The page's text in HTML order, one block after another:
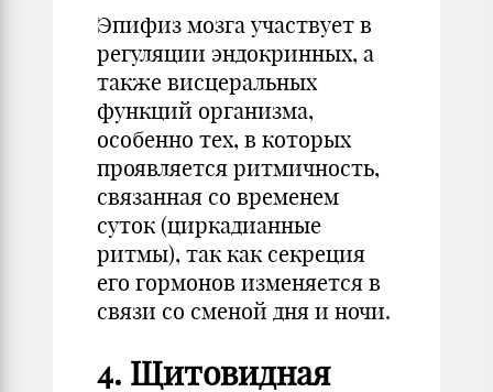
Эпифиз мозга участвует в
регуляции эндокринных, а
также висцеральных
функций организма,
особенно тех, в которых
проявляется ритмичность,
связанная со временем
суток (циркадианные
ритмы), так как секреция
его гормонов изменяется в
связи со сменой дня и ночи.
4. Щитовидная